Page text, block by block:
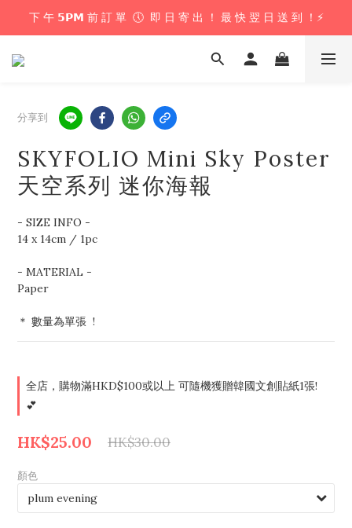
下 午 𝟱𝗣𝗠 前 訂 單  🕔  即 日 寄 出 ！ 最 快 翌 日 送 到 ！⚡️
下 午 𝟱𝗣𝗠 前 訂 單  🕔  即 日 寄 出 ！ 最 快 翌 日 送 到 ！⚡️
📦 購 物 滿 $𝟲𝟬𝟬 即 享 免 運 優 惠 ！ (公仔花束商品除外) 📦
下 午 𝟱𝗣𝗠 前 訂 單  🕔  即 日 寄 出 ！ 最 快 翌 日 送 到 ！⚡️
分享到
SKYFOLIO Mini Sky Poster
天空系列 迷你海報
- SIZE INFO -
14 x 14cm / 1pc
- MATERIAL -
Paper
＊ 數量為單張  !
全店，購物滿HKD$100或以上 可隨機獲贈韓國文創貼紙1張!
💕
HK$25.00 HK$30.00
顏色